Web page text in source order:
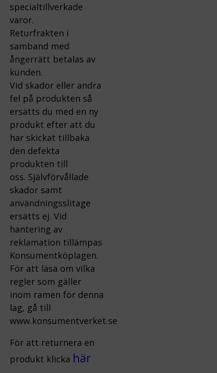
specialtillverkade
varor.
Returfrakten i
samband med
ångerrätt betalas av
kunden.
Vid skador eller andra
fel på produkten så
ersätts du med en ny
produkt efter att du
har skickat tillbaka
den defekta
produkten till
oss. Självförvållade
skador samt
användningsslitage
ersätts ej. Vid
hantering av
reklamation tillämpas
Konsumentköplagen.
För att läsa om vilka
regler som gäller
inom ramen för denna
lag, gå till
www.konsumentverket.se
För att returnera en
produkt klicka här